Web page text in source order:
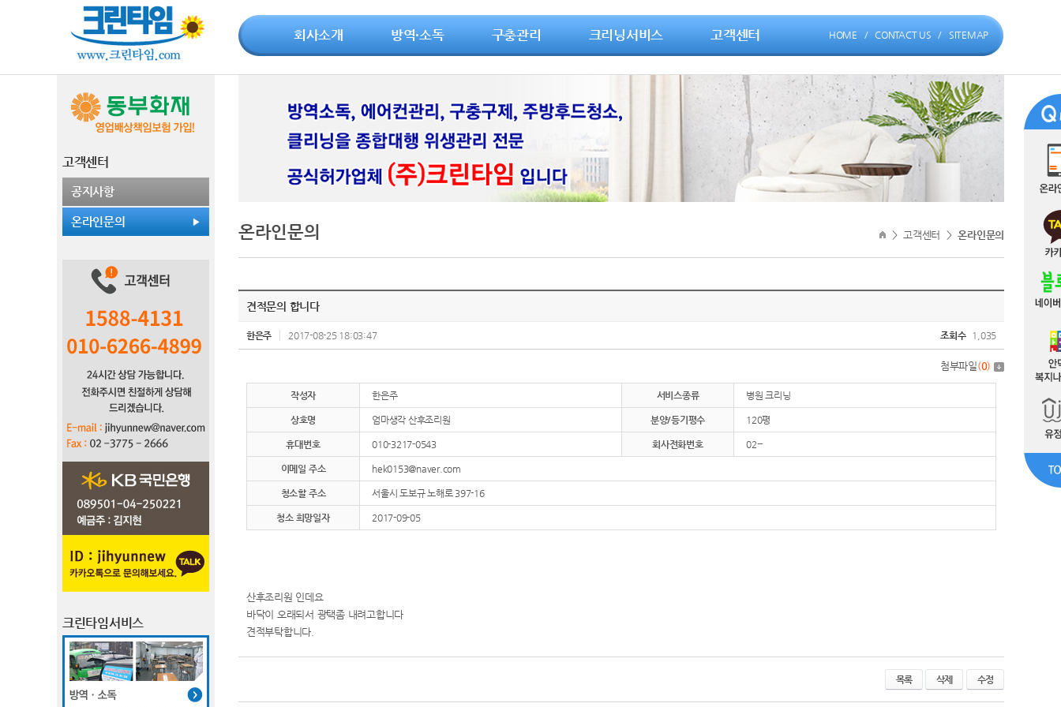
회사소개 방역·소독 구충관리 크리닝서비스 고객센터 HOME / CONTACT US / SITEMAP
고객센터
공지사항
온라인문의
크린타임서비스
온라인문의 > 고객센터 > 온라인문의
견적문의 합니다
한은주 2017-08-25 18:03:47 조회수 1,035
첨부파일(0)
작성자 한은주 서비스종류 병원 크리닝
상호명 엄마생각 산후조리원 분양/등기평수 120평
휴대번호 010-3217-0543 회사전화번호 02--
이메일 주소 hek0153@naver.com
청소할 주소 서울시 도보규 노해로 397-16
청소 희망일자 2017-09-05
산후조리원 인데요
바닥이 오래되서 광택좀 내려고합니다
견적부탁합니다.
목록 삭제 수정